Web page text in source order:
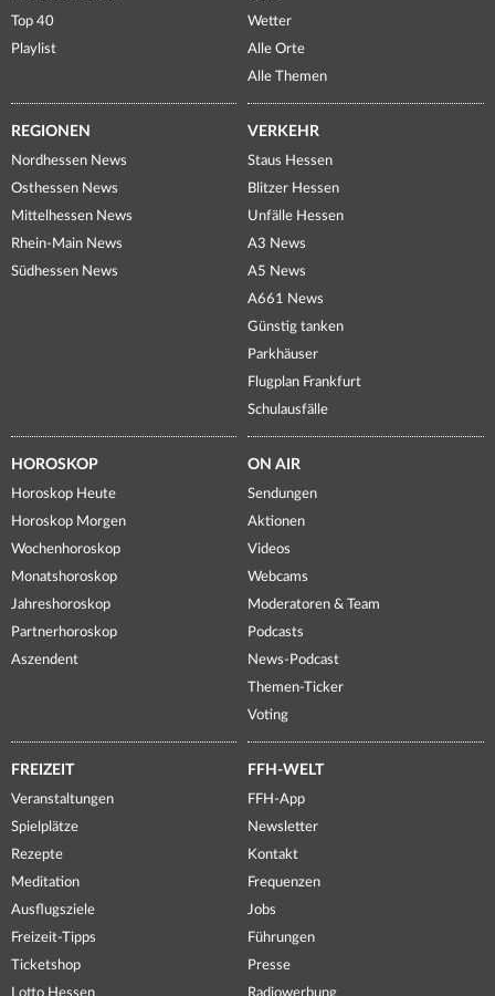
Top 40
Playlist
Wetter
Alle Orte
Alle Themen
REGIONEN
Nordhessen News
Osthessen News
Mittelhessen News
Rhein-Main News
Südhessen News
VERKEHR
Staus Hessen
Blitzer Hessen
Unfälle Hessen
A3 News
A5 News
A661 News
Günstig tanken
Parkhäuser
Flugplan Frankfurt
Schulausfälle
HOROSKOP
Horoskop Heute
Horoskop Morgen
Wochenhoroskop
Monatshoroskop
Jahreshoroskop
Partnerhoroskop
Aszendent
ON AIR
Sendungen
Aktionen
Videos
Webcams
Moderatoren & Team
Podcasts
News-Podcast
Themen-Ticker
Voting
FREIZEIT
Veranstaltungen
Spielplätze
Rezepte
Meditation
Ausflugsziele
Freizeit-Tipps
Ticketshop
Lotto Hessen
FFH-WELT
FFH-App
Newsletter
Kontakt
Frequenzen
Jobs
Führungen
Presse
Radiowerbung